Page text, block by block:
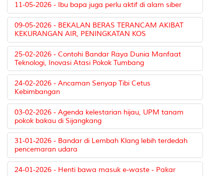
11-05-2026 - Ibu bapa juga perlu aktif di alam siber
09-05-2026 - BEKALAN BERAS TERANCAM AKIBAT
KEKURANGAN AIR, PENINGKATAN KOS
25-02-2026 - Contohi Bandar Raya Dunia Manfaat
Teknologi, Inovasi Atasi Pokok Tumbang
24-02-2026 - Ancaman Senyap Tibi Cetus
Kebimbangan
03-02-2026 - Agenda kelestarian hijau, UPM tanam
pokok bakau di Sijangkang
31-01-2026 - Bandar di Lembah Klang lebih terdedah
pencemaran udara
24-01-2026 - Henti bawa masuk e-waste - Pakar